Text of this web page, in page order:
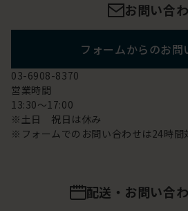
お問い合
フォームからのお問
03-6908-8370
営業時間
13:30～17:00
※土日 祝日は休み
※フォームでのお問い合わせは24時間
配送・お問い合